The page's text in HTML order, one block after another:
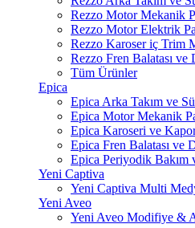
Rezzo Motor Mekanik
Rezzo Motor Elektrik
Rezzo Karoser iç Trim
Rezzo Fren Balatası ve
Tüm Ürünler
Epica
Epica Arka Takım ve
Epica Motor Mekanik
Epica Karoseri ve
Epica Fren Balatası ve
Epica Periyodik Bakım
Yeni Captiva
Yeni Captiva Multi
Yeni Aveo
Yeni Aveo Modifiye &